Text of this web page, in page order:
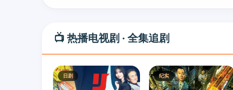
📺 热播电视剧 · 全集追剧
日剧 纪实